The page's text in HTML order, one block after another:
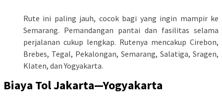
Rute ini paling jauh, cocok bagi yang ingin mampir ke
Semarang. Pemandangan pantai dan fasilitas selama
perjalanan cukup lengkap. Rutenya mencakup Cirebon,
Brebes, Tegal, Pekalongan, Semarang, Salatiga, Sragen,
Klaten, dan Yogyakarta.
Biaya Tol Jakarta—Yogyakarta